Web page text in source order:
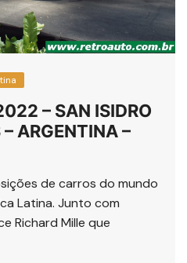
– SAN ISIDRO
– ARGENTINA –
de carros do mundo
Latina. Junto com
Richard Mille que